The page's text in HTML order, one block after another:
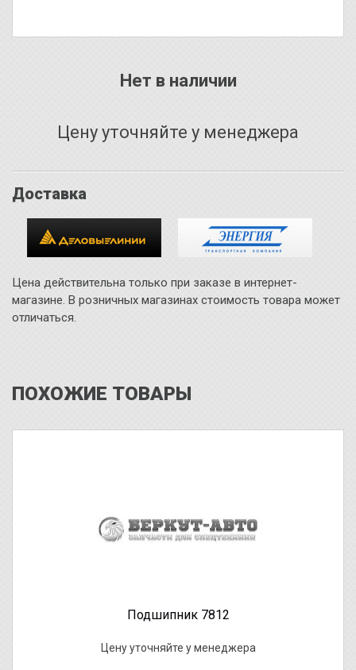
Нет в наличии
Цену уточняйте у менеджера
Доставка
Цена действительна только при заказе в интернет-
магазине. В розничных магазинах стоимость товара может
отличаться.
ПОХОЖИЕ ТОВАРЫ
Подшипник 7812
Цену уточняйте у менеджера